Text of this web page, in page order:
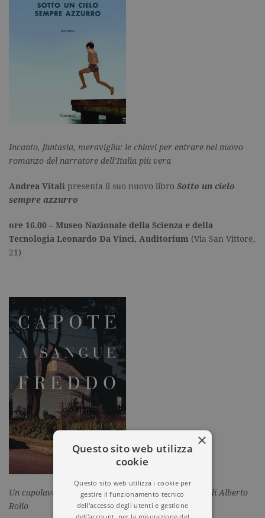
Incanto, fantasia, meraviglia: le chiavi per entrare nel nuovo
romanzo del narratore dell’Italia più vera
Andrea Vitali presenta il suo nuovo libro Sotto un cielo
sempre azzurro
ore 16.00 – Museo Nazionale della Scienza e della
Tecnologia Leonardo Da Vinci, Auditorium (Via San Vittore,
21)
Un capolavoro senza tempo nella nuova traduzione di Alberto
Rollo
×
Questo sito web utilizza
cookie
Questo sito web utilizza i cookie per
gestire il funzionamento tecnico
dell'accesso degli utenti e gestione
dell'account, per la misurazione del